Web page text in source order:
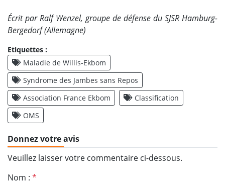
Écrit par Ralf Wenzel, groupe de défense du SJSR Hamburg-
Bergedorf (Allemagne)
Etiquettes :
Maladie de Willis-Ekbom
Syndrome des Jambes sans Repos
Association France Ekbom
Classification
OMS
Donnez votre avis
Veuillez laisser votre commentaire ci-dessous.
Nom : *